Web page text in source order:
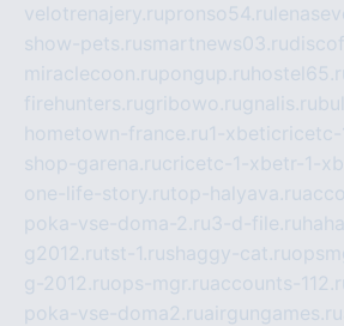
velotrenajery.rupronso54.ru
show-pets.rusmartnews03.ru
miraclecoon.rupongup.ru
firehunters.rugribowo.rugnalis.ru
hometown-france.ru1-
shop-garena.rucricetc-1-xbetr-1-
one-life-story.rutop-halyava.ru
poka-vse-doma-2.ru3-d-file.ru
g2012.rutst-1.rushaggy-cat.ru
g-2012.ruops-mgr.ruaccounts-
poka-vse-doma2.ruairgungames.ru